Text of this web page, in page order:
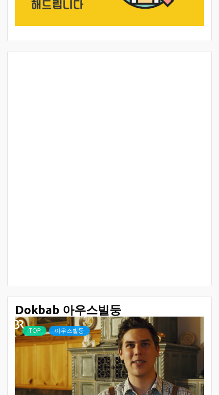
Dokbab 아우스빌둥
TOP 아우스빌둥